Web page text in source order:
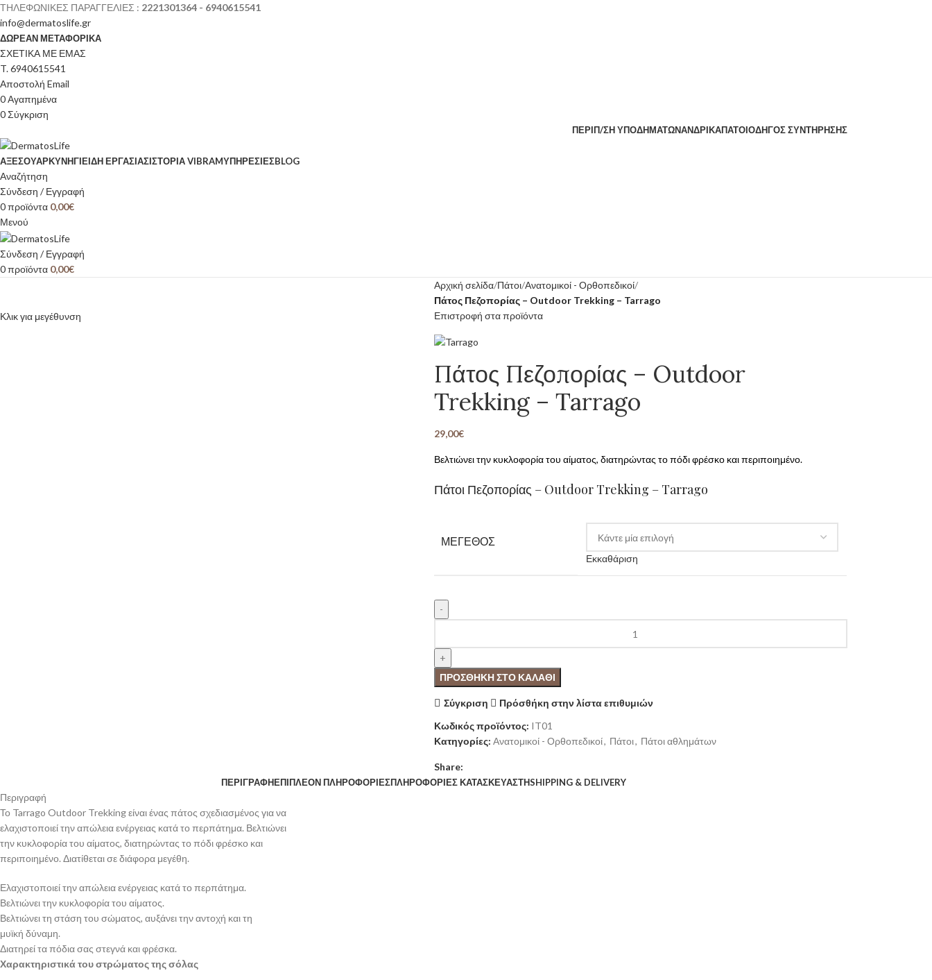
ΤΗΛΕΦΩΝΙΚΕΣ ΠΑΡΑΓΓΕΛΙΕΣ : 2221301364 - 6940615541
info@dermatoslife.gr
ΔΩΡΕΑΝ ΜΕΤΑΦΟΡΙΚΑ
ΣΧΕΤΙΚΑ ΜΕ ΕΜΑΣ
T. 6940615541
Αποστολή Email
0Αγαπημένα
0Σύγκριση
ΠΕΡΙΠ/ΣΗ ΥΠΟΔΗΜΆΤΩΝΑΝΔΡΙΚΆΠΆΤΟΙΟΔΗΓΌΣ ΣΥΝΤΉΡΗΣΗΣ
ΑΞΕΣΟΥΆΡΚΥΝΉΓΙΕΊΔΗ ΕΡΓΑΣΊΑΣΙΣΤΟΡΊΑ VIBRAMΥΠΗΡΕΣΙΕΣBLOG
Αναζήτηση
Σύνδεση / Εγγραφή
0προϊόντα 0,00€
Μενού
Σύνδεση / Εγγραφή
0προϊόντα 0,00€
Κλικ για μεγέθυνση
Αρχική σελίδα Πάτοι Ανατομικοί - Ορθοπεδικοί
Πάτος Πεζοπορίας – Outdoor Trekking – Tarrago
Επιστροφή στα προϊόντα
Πάτος Πεζοπορίας – Outdoor
Trekking – Tarrago
29,00€
Βελτιώνει την κυκλοφορία του αίματος, διατηρώντας το πόδι φρέσκο και περιποιημένο.
Πάτοι Πεζοπορίας – Outdoor Trekking – Tarrago
ΜΕΓΕΘΟΣ
Εκκαθάριση
ΠΡΟΣΘΉΚΗ ΣΤΟ ΚΑΛΆΘΙ
Σύγκριση
Πρόσθήκη στην λίστα επιθυμιών
Κωδικός προϊόντος: IT01
Κατηγορίες: Ανατομικοί - Ορθοπεδικοί, Πάτοι, Πάτοι αθλημάτων
Share:
ΠΕΡΙΓΡΑΦΉΕΠΙΠΛΈΟΝ ΠΛΗΡΟΦΟΡΊΕΣΠΛΗΡΟΦΟΡΊΕΣ ΚΑΤΑΣΚΕΥΑΣΤΉSHIPPING & DELIVERY
Περιγραφή
Το Tarrago Outdoor Trekking είναι ένας πάτος σχεδιασμένος για να
ελαχιστοποιεί την απώλεια ενέργειας κατά το περπάτημα. Βελτιώνει
την κυκλοφορία του αίματος, διατηρώντας το πόδι φρέσκο και
περιποιημένο. Διατίθεται σε διάφορα μεγέθη.
Ελαχιστοποιεί την απώλεια ενέργειας κατά το περπάτημα.
Βελτιώνει την κυκλοφορία του αίματος.
Βελτιώνει τη στάση του σώματος, αυξάνει την αντοχή και τη
μυϊκή δύναμη.
Διατηρεί τα πόδια σας στεγνά και φρέσκα.
Χαρακτηριστικά του στρώματος της σόλας